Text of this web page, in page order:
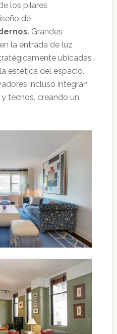
los pilares
de
. Grandes
la entrada de luz
ubicadas
estética del espacio.
incluso integran
techos, creando un